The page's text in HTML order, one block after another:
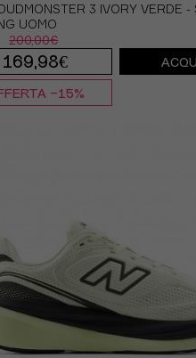
3 IVORY VERDE -
UOMO
200,00€
169,98€
EUR 45 / US 11
-15%